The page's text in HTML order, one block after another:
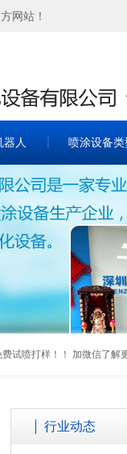
网站！
器人 喷涂设备类
试喷打样！！ 加微信了
行业动态